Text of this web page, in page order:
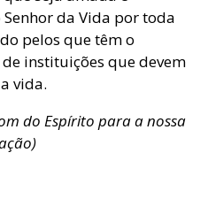
da Vida por toda
pelos que têm o
instituições que devem
vida.
do Espírito para a nossa